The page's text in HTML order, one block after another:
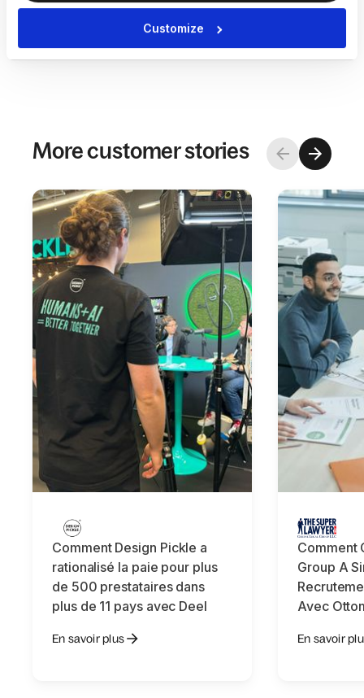
Customize
seule plateforme, aucun autre fournisseur n'égale
le niveau de partenariat qu'ils offrent.”
More customer stories
Comment Design Pickle a
rationalisé la paie pour plus
de 500 prestataires dans
plus de 11 pays avec Deel
En savoir plus
Comment
Group A
Avec
En savoir